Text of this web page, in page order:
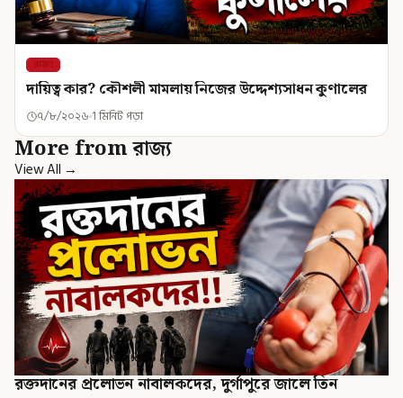
রাজ্য
দায়িত্ব কার? কৌশলী মামলায় নিজের উদ্দেশ্যসাধন কুণালের
৭/৮/২০২৬ 1 মিনিট পড়া
More from রাজ্য
View All →
রক্তদানের প্রলোভন নাবালকদের, দুর্গাপুরে জালে তিন